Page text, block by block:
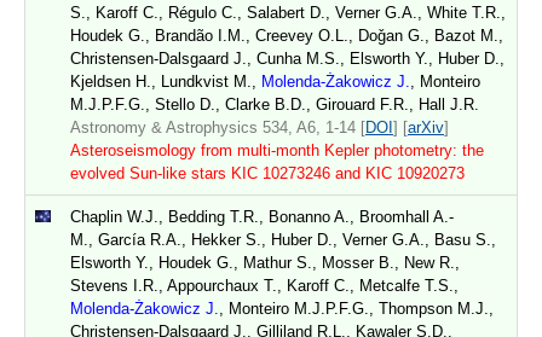
S., Karoff C., Régulo C., Salabert D., Verner G.A., White T.R.,
Houdek G., Brandão I.M., Creevey O.L., Doǧan G., Bazot M.,
Christensen-Dalsgaard J., Cunha M.S., Elsworth Y., Huber D.,
Kjeldsen H., Lundkvist M., Molenda-Żakowicz J.
, Monteiro
M.J.P.F.G., Stello D., Clarke B.D., Girouard F.R., Hall J.R.
Astronomy & Astrophysics 534, A6, 1-14 [DOI] [arXiv]
Asteroseismology from multi-month Kepler photometry: the
evolved Sun-like stars KIC 10273246 and KIC 10920273
Chaplin W.J., Bedding T.R., Bonanno A., Broomhall A.-
M., García R.A., Hekker S., Huber D., Verner G.A., Basu S.,
Elsworth Y., Houdek G., Mathur S., Mosser B., New R.,
Stevens I.R., Appourchaux T., Karoff C., Metcalfe T.S.,
Molenda-Żakowicz J.
, Monteiro M.J.P.F.G., Thompson M.J.,
Christensen-Dalsgaard J., Gilliland R.L., Kawaler S.D.,